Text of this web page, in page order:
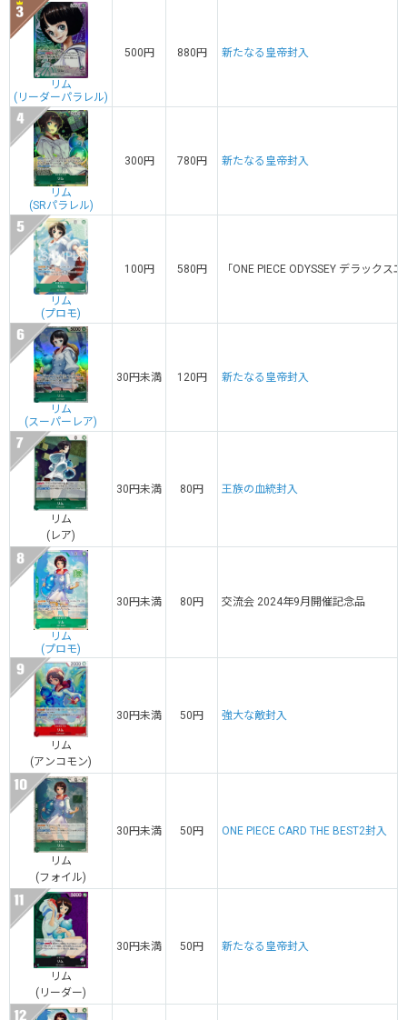
リム
(リーダーパラレル)
500円 880円 新たなる皇帝封入
リム
(SRパラレル)
300円 780円 新たなる皇帝封入
リム
(プロモ)
100円 580円 「ONE PIECE ODYSSEY デラックス
リム
(スーパーレア)
30円未満 120円 新たなる皇帝封入
リム
(レア)
30円未満 80円 王族の血統封入
リム
(プロモ)
30円未満 80円 交流会 2024年9月開催記念品
リム
(アンコモン)
30円未満 50円 強大な敵封入
リム
(フォイル)
30円未満 50円 ONE PIECE CARD THE BEST2封入
リム
(リーダー)
30円未満 50円 新たなる皇帝封入